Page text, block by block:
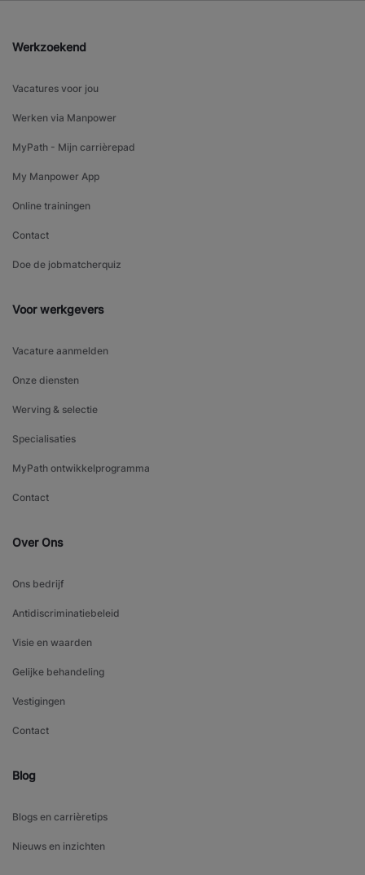
Werkzoekend
Vacatures voor jou
Werken via Manpower
MyPath - Mijn carrièrepad
My Manpower App
Online trainingen
Contact
Doe de jobmatcherquiz
Voor werkgevers
Vacature aanmelden
Onze diensten
Werving & selectie
Specialisaties
MyPath ontwikkelprogramma
Contact
Over Ons
Ons bedrijf
Antidiscriminatiebeleid
Visie en waarden
Gelijke behandeling
Vestigingen
Contact
Blog
Blogs en carrièretips
Nieuws en inzichten